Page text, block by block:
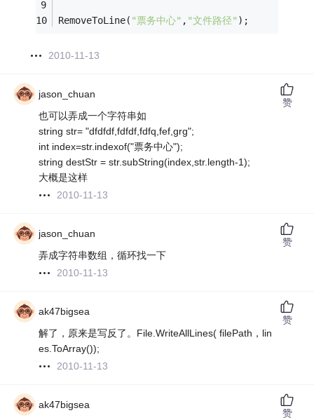
RemoveToLine( "票务中心" , "文件路径" );
2010-11-13
jason_chuan
也可以弄成一个字符串如
string str= "dfdfdf,fdfdf,fdfq,fef,grg";
int index=str.indexof("票务中心");
string destStr = str.subString(index,str.length-1);
大概是这样
2010-11-13
赞
jason_chuan
弄成字符串数组，循环找一下
2010-11-13
赞
ak47bigsea
解了，原来是写反了。File.WriteAllLines( filePath，lin
es.ToArray());
2010-11-13
赞
ak47bigsea
赞